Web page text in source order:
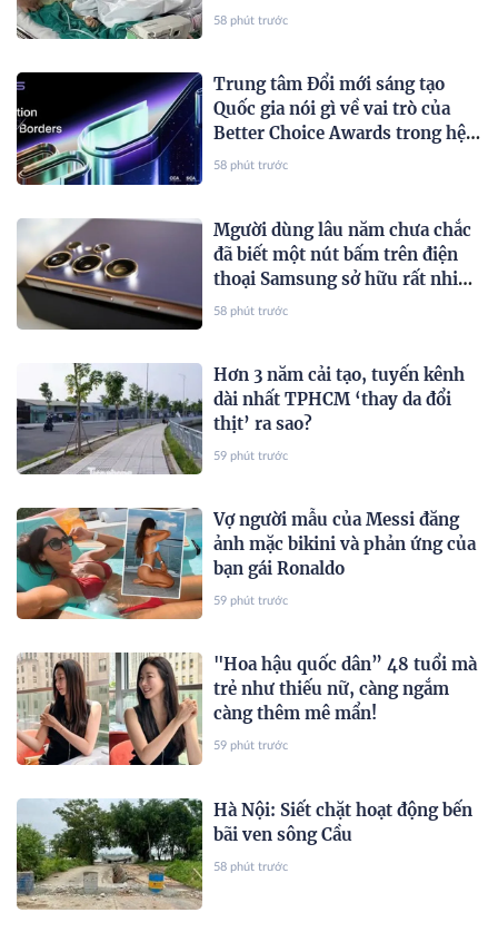
58 phút trước
Trung tâm Đổi mới sáng tạo
Quốc gia nói gì về vai trò của
Better Choice Awards trong hệ
sinh thái đổi mới sáng tạo quốc
58 phút trước
Mgười dùng lâu năm chưa chắc
đã biết một nút bấm trên điện
thoại Samsung sở hữu rất nhiều
tính năng ẩn
58 phút trước
Hơn 3 năm cải tạo, tuyến kênh
dài nhất TPHCM ‘thay da đổi
thịt’ ra sao?
59 phút trước
Vợ người mẫu của Messi đăng
ảnh mặc bikini và phản ứng của
bạn gái Ronaldo
59 phút trước
"Hoa hậu quốc dân” 48 tuổi mà
trẻ như thiếu nữ, càng ngắm
càng thêm mê mẩn!
59 phút trước
Hà Nội: Siết chặt hoạt động bến
bãi ven sông Cầu
58 phút trước